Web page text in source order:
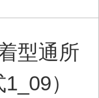
型通所
）